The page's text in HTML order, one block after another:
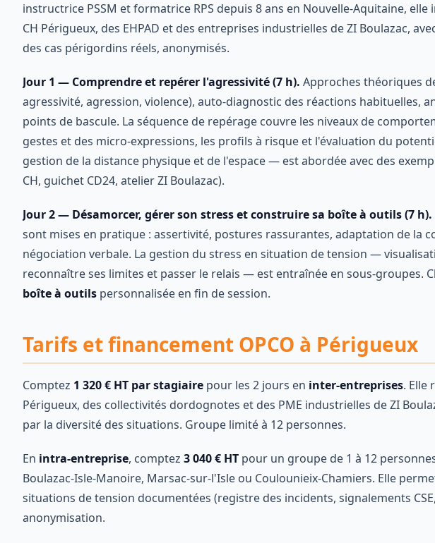
instructrice PSSM et formatrice RPS depuis 8 ans en Nouvelle-Aquitaine,
CH Périgueux, des EHPAD et des entreprises industrielles de ZI Boulazac,
des cas périgordins réels, anonymisés.
Jour 1 — Comprendre et repérer l'agressivité (7 h). Approches théoriques
agressivité, agression, violence), auto-diagnostic des réactions habituelles,
points de bascule. La séquence de repérage couvre les niveaux de
gestes et des micro-expressions, les profils à risque et l'évaluation du
gestion de la distance physique et de l'espace — est abordée avec des
CH, guichet CD24, atelier ZI Boulazac).
Jour 2 — Désamorcer, gérer son stress et construire sa boîte à outils (7 h).
sont mises en pratique : assertivité, postures rassurantes, adaptation de la
négociation verbale. La gestion du stress en situation de tension —
reconnaître ses limites et passer le relais — est entraînée en sous-groupes.
boîte à outils personnalisée en fin de session.
Tarifs et financement OPCO à Périgueux
Comptez 1 320 € HT par stagiaire pour les 2 jours en inter-entreprises. Elle
Périgueux, des collectivités dordognotes et des PME industrielles de ZI
par la diversité des situations. Groupe limité à 12 personnes.
En intra-entreprise, comptez 3 040 € HT pour un groupe de 1 à 12
Boulazac-Isle-Manoire, Marsac-sur-l'Isle ou Coulounieix-Chamiers. Elle
situations de tension documentées (registre des incidents, signalements
anonymisation.